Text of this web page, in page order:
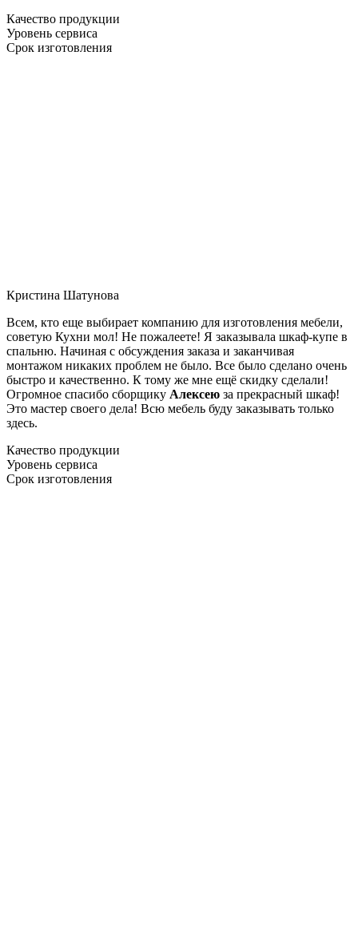
Качество продукции
Уровень сервиса
Срок изготовления
Кристина Шатунова
Всем, кто еще выбирает компанию для изготовления мебели,
советую Кухни мол! Не пожалеете! Я заказывала шкаф-купе в
спальню. Начиная с обсуждения заказа и заканчивая
монтажом никаких проблем не было. Все было сделано очень
быстро и качественно. К тому же мне ещё скидку сделали!
Огромное спасибо сборщику Алексею за прекрасный шкаф!
Это мастер своего дела! Всю мебель буду заказывать только
здесь.
Качество продукции
Уровень сервиса
Срок изготовления